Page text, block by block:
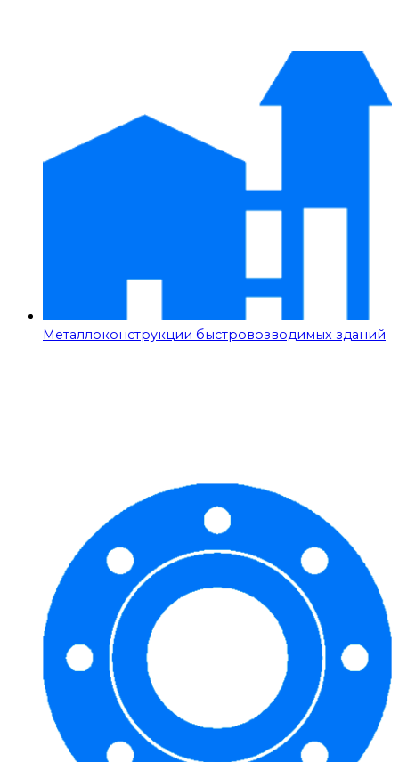
Металлоконструкции быстровозводимых зданий